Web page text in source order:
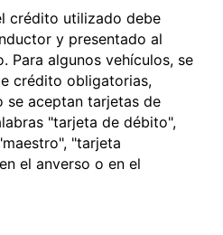
crédito utilizado debe
y presentado al
Para algunos vehículos, se
crédito obligatorias,
se aceptan tarjetas de
"tarjeta de débito",
"tarjeta
el anverso o en el